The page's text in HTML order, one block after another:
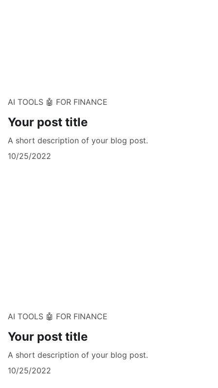
AI TOOLS 🤖 FOR FINANCE
Your post title
A short description of your blog post.
10/25/2022
AI TOOLS 🤖 FOR FINANCE
Your post title
A short description of your blog post.
10/25/2022